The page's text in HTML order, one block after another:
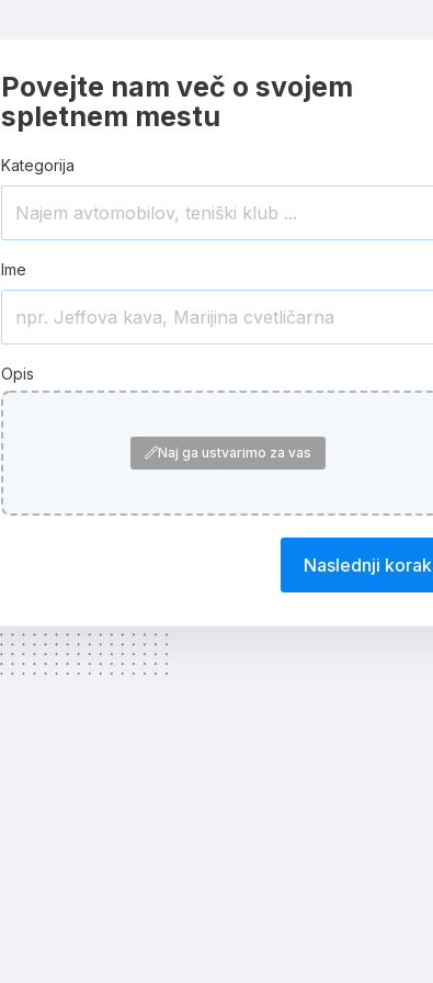
Povejte nam več o svojem
spletnem mestu
Kategorija
Ime
Opis
Naj ga ustvarimo za vas
Naslednji korak